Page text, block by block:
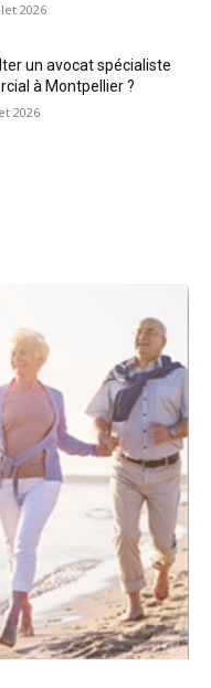
2026
un avocat spécialiste
à Montpellier ?
2026